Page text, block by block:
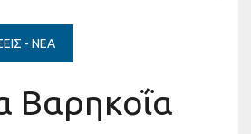
- ΝΈΑ
Βαρηκοΐα